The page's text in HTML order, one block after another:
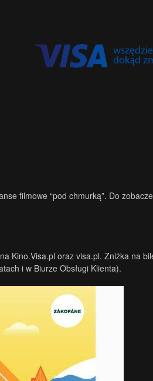
filmowe “pod chmurką”. Do
Kino.Visa.pl oraz visa.pl. Zniżka na
i w Biurze Obsługi Klienta).